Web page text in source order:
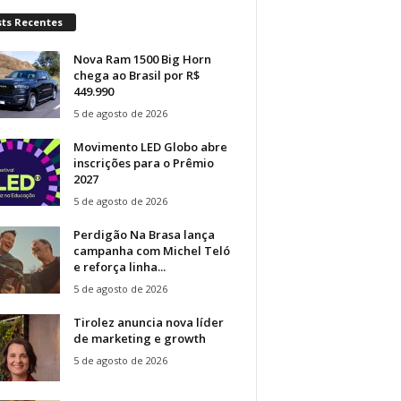
Recentes
Nova Ram 1500 Big Horn
chega ao Brasil por R$
449.990
5 de agosto de 2026
Movimento LED Globo abre
inscrições para o Prêmio
2027
5 de agosto de 2026
Perdigão Na Brasa lança
campanha com Michel Teló
e reforça linha...
5 de agosto de 2026
Tirolez anuncia nova líder
de marketing e growth
5 de agosto de 2026